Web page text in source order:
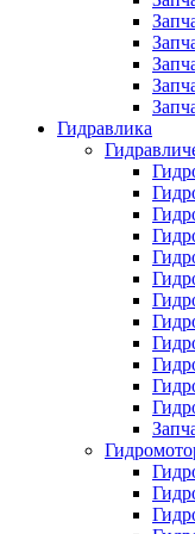
Гидравлика